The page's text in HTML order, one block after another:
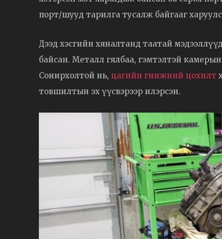
порт/шууд тарилга тусалж байгааг
Дээд хэсгийн хяналтанд таатай
байсан. Металл гялбаа, гэмтэлтэй камерын
Сонирхолтой нь, цагийн гинжний цохилт
товшилтын эх үүсвэрээр илэрсэн.